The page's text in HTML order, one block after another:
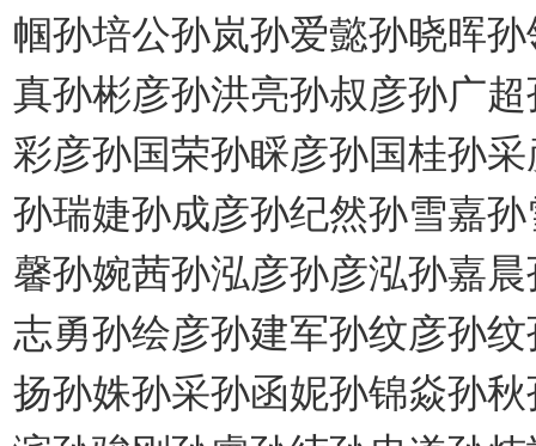
帼孙培公孙岚孙爱懿孙晓晖
真孙彬彦孙洪亮孙叔彦孙广
彩彦孙国荣孙睬彦孙国桂孙
孙瑞婕孙成彦孙纪然孙雪嘉
馨孙婉茜孙泓彦孙彦泓孙嘉
志勇孙绘彦孙建军孙纹彦孙
扬孙姝孙采孙函妮孙锦焱孙